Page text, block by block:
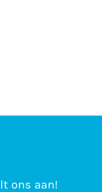
ons aan!